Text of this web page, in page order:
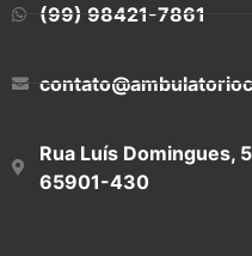
(99) 98421-7861
Rua Luís Domingues,
65901-430